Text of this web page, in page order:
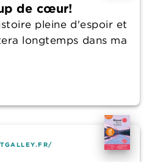
de cœur!
pleine d'espoir et
longtemps dans ma